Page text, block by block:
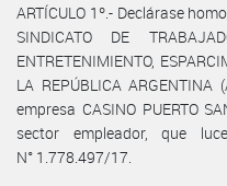
ARTÍCULO 1º.- Declárase
SINDICATO DE
ENTRETENIMIENTO,
LA REPÚBLICA
empresa CASINO PUERTO
sector empleador, que
N° 1.778.497/17.